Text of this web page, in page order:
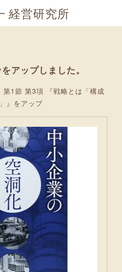
経営研究所
アップしました。
第1節 第3項 『戦略とは「構成
』をアップ